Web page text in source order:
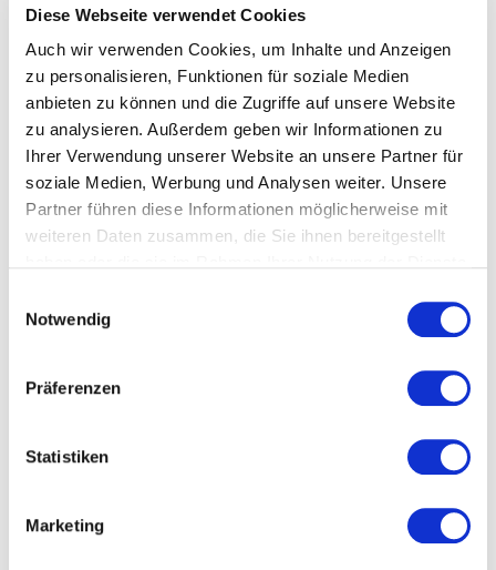
Diese Webseite verwendet Cookies
Auch wir verwenden Cookies, um Inhalte und Anzeigen
zu personalisieren, Funktionen für soziale Medien
anbieten zu können und die Zugriffe auf unsere Website
zu analysieren. Außerdem geben wir Informationen zu
Ihrer Verwendung unserer Website an unsere Partner für
soziale Medien, Werbung und Analysen weiter. Unsere
Partner führen diese Informationen möglicherweise mit
weiteren Daten zusammen, die Sie ihnen bereitgestellt
Notwendig
Präferenzen
Statistiken
Marketing
Hier geht's zum passenden Produkt
Hinweis: Unverbindliche Angaben. Abweichungen und Irrtum vorbehalten.
Abbildung ähnlich.
Bewertungen 1/1
top modern
Das neue Highlight in unserer Küche! Super funktional und top